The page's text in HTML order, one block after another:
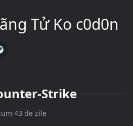
Tử Ko c0d0n
Strike
43 de zile